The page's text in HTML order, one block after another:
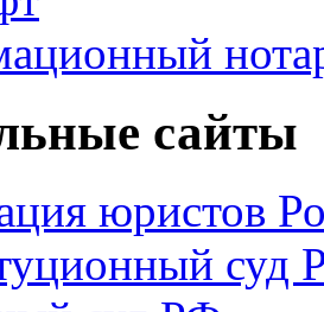
сайты
юристов
суд